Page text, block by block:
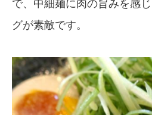
で、中細麺に肉の旨みを感
グが素敵です。